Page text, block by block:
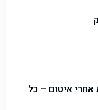
איטום – כל